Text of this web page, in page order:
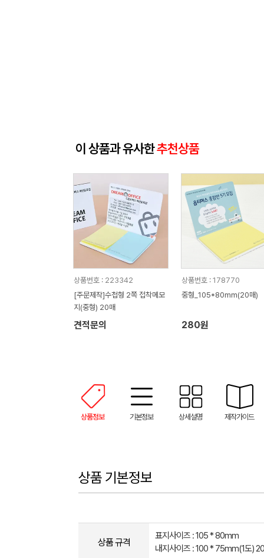
이 상품과 유사한추천상품
상품번호 : 223342
[주문제작]수첩형 2쪽 접착메모
지(중형) 20매
견적문의
상품번호 : 178770
중형_105*80mm(20매)
280원
상품정보 기본정보 상세설명 제작가이드
상품 기본정보
상품 규격
표지사이즈 : 105 * 80mm
내지사이즈 : 100 * 75mm(1도)